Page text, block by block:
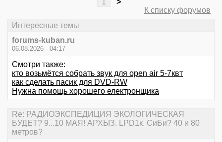
К списку форумов
Интересные темы
forums-kuban.ru
06.08.2026 - 04:17
Смотри также:
кто возьмётся собрать звук для open air 5-7квт
как сделать пасик для DVD-RW
Нужна помощь хорошего електронщика
Re: РАДИОЭКСПЕДИЦИЯ ЭКОЛОГИЧЕСКАЯ
БУДЕТ? 9...10 МАЯ! АРХЫЗ. LPD1к. СиБи? 40 и 80
метров?